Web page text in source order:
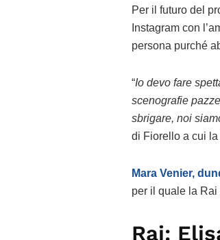
Per il futuro del
Instagram con
persona purché
“Io devo fare
scenografie
sbrigare, noi
di Fiorello a cui
Mara Venier,
per il quale la Rai
Rai: